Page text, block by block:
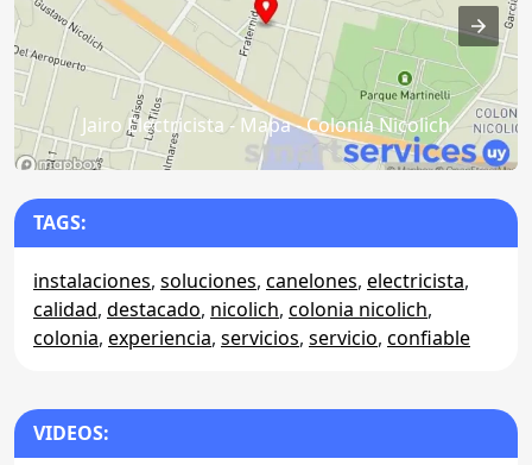
Jairo Electricista - Mapa - Colonia Nicolich
TAGS:
instalaciones, soluciones, canelones, electricista,
calidad, destacado, nicolich, colonia nicolich,
colonia, experiencia, servicios, servicio, confiable
VIDEOS: